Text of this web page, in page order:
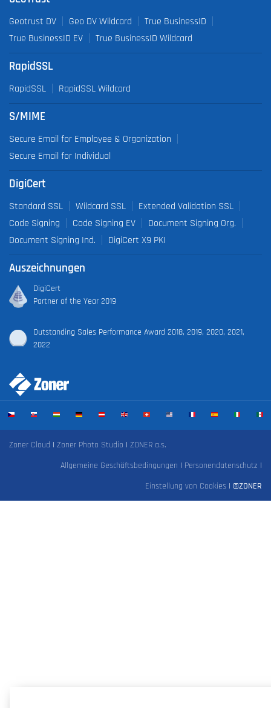
Geotrust DV Geo DV Wildcard
True BusinessID
True BusinessID EV
True BusinessID Wildcard
RapidSSL
RapidSSL RapidSSL Wildcard
S/MIME
Secure Email for Employee & Organization
Secure Email for Individual
DigiCert
Standard SSL Wildcard SSL
Extended Validation SSL
Code Signing
Code Signing EV
Document Signing Org.
Document Signing Ind.
DigiCert X9 PKI
Auszeichnungen
DigiCert
Partner of the Year 2019
Outstanding Sales Performance Award 2018, 2019, 2020, 2021,
2022
Zoner Cloud | Zoner Photo Studio | ZONER a.s.
Allgemeine Geschäftsbedingungen | Personendatenschutz |
Einstellung von Cookies | ©ZONER